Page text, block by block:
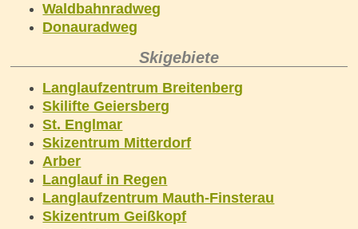
Waldbahnradweg
Donauradweg
Skigebiete
Langlaufzentrum Breitenberg
Skilifte Geiersberg
St. Englmar
Skizentrum Mitterdorf
Arber
Langlauf in Regen
Langlaufzentrum Mauth-Finsterau
Skizentrum Geißkopf